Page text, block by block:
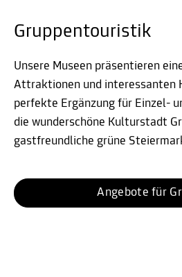
Gruppentouristik
Unsere Museen präsentieren
Attraktionen und interessanten
perfekte Ergänzung für Einzel-
die wunderschöne Kulturstadt
gastfreundliche grüne
Angebote für